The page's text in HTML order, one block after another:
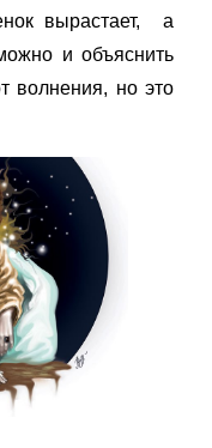
вырастает, а
и объяснить
волнения, но это